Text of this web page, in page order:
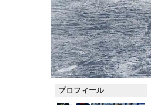
プロフィール